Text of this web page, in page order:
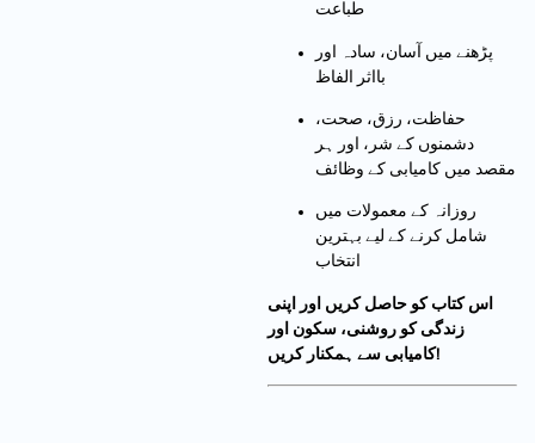
طباعت
پڑھنے میں آسان، سادہ اور
بااثر الفاظ
حفاظت، رزق، صحت،
دشمنوں کے شر، اور ہر
مقصد میں کامیابی کے وظائف
روزانہ کے معمولات میں
شامل کرنے کے لیے بہترین
انتخاب
اس کتاب کو حاصل کریں اور اپنی
زندگی کو روشنی، سکون اور
کامیابی سے ہمکنار کریں!